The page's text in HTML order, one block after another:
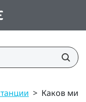
> Каков